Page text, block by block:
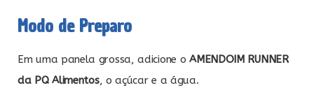
Modo de Preparo
Em uma panela grossa, adicione oAMENDOIM RUNNER
da PQ Alimentos, o açúcar e a água.